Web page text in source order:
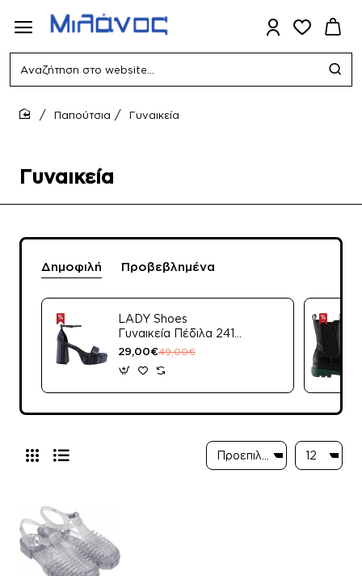
Αναζήτηση
website...
Γυναικεία
Παπούτσια Γυναικεία
Δημοφιλή Προβεβλημένα
LADY Shoes
Γυναικεία Πέδιλα 2419
Φούξια Satin
29,00€49,00€